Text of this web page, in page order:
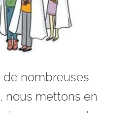
nombreuses
nous mettons en